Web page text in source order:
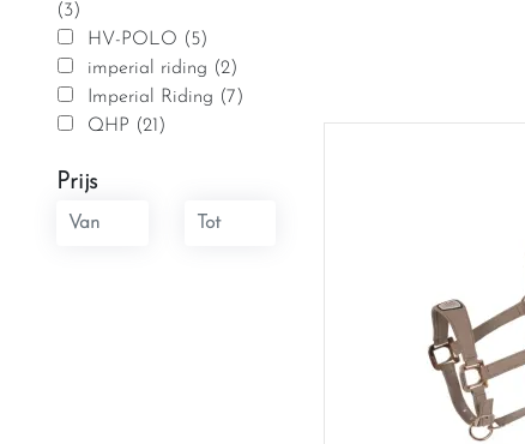
(3)
HV-POLO (5)
imperial riding (2)
Imperial Riding (7)
QHP (21)
Prijs